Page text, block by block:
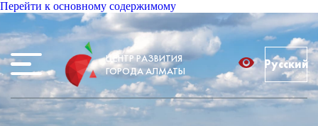
Перейти к основному содержимому
ЦЕНТР РАЗВИТИЯ
ГОРОДА АЛМАТЫ
Русский